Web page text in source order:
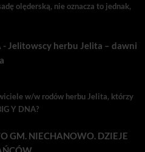
olęderską, nie oznacza to jednak,
- Jelitowscy herbu Jelita – dawni
w/w rodów herbu Jelita, którzy
Y DNA?
GM. NIECHANOWO. DZIEJE